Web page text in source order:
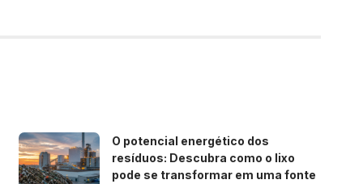
O potencial energético dos
resíduos: Descubra como o lixo
pode se transformar em uma fonte